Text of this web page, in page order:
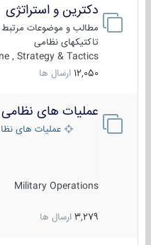
دکترین و استراتژی
مطالب و موضوعات مرتبط با
تاکتیکهای نظامی
, Strategy & Tactics
12,050 ارسال ها
عملیات های نظامی
عملیات های
Military Operations
3,279 ارسال ها